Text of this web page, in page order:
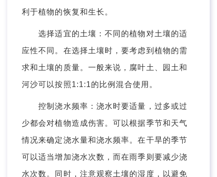
利于植物的恢复和生长。
选择适宜的土壤：不同的植物对土壤的适
应性不同。在选择土壤时，要考虑到植物的需
求和土壤的质量。一般来说，腐叶土、园土和
河沙可以按照1:1:1的比例混合使用。
控制浇水频率：浇水时要适量，过多或过
少都会对植物造成伤害。可以根据季节和天气
情况来确定浇水量和浇水频率。在干旱的季节
可以适当增加浇水次数，而在雨季则要减少浇
水次数。同时，注意观察土壤的湿度，以避免